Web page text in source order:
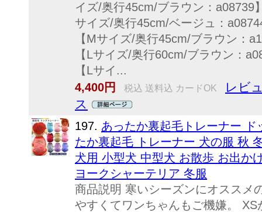
イズ/奥行45cm/ブラウン：a08739
サイズ/奥行45cm/ベージュ：
【Mサイズ/奥行45cm/ブラウン：
【Lサイズ/奥行60cm/ブラウン：
【Lサイ...
4,400円
税込 送料込 カードOK
レビ
ス
197. あったか裏起毛トレーナー
たか裏起毛 トレーナー 犬の服 秋
犬用 小型犬 中型犬 お散歩 お出か
ヨークシャーテリア 冬服
商品説明 寒いシーズンにオススメ
やすくてワンちゃんもご機嫌。